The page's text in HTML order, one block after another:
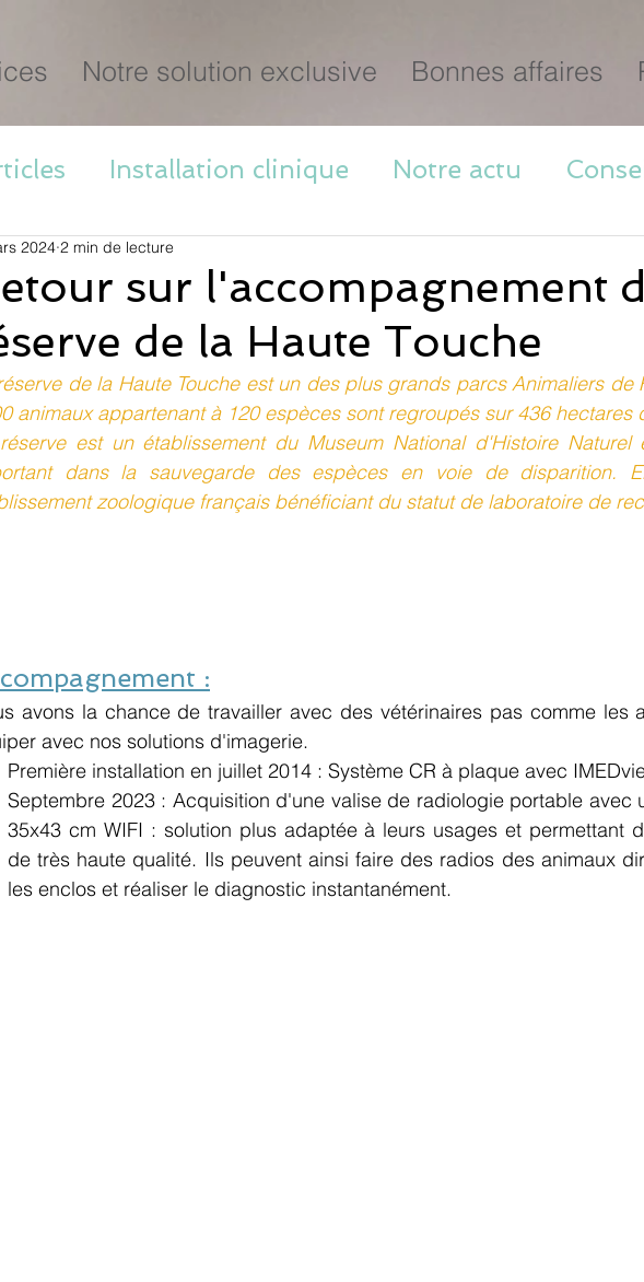
Notre solution exclusive Bonnes affaires
Installation clinique Notre actu
animal
sur l'accompagnement
de la Haute Touche
2024 2 min de lecture
de la Haute Touche est un des plus grands parcs Animaliers de
animaux appartenant à 120 espèces sont regroupés sur 436 hectares
est un établissement du Museum National d'Histoire
dans la sauvegarde des espèces en voie de disparition.
zoologique français bénéficiant du statut de laboratoire de
:
avons la chance de travailler avec des vétérinaires pas comme les
avec nos solutions d'imagerie.
Première installation en juillet 2014 : Système CR à plaque avec
Septembre 2023 : Acquisition d'une valise de radiologie portable avec
35x43 cm WIFI : solution plus adaptée à leurs usages et permettant
de très haute qualité. Ils peuvent ainsi faire des radios des animaux
les enclos et réaliser le diagnostic instantanément.